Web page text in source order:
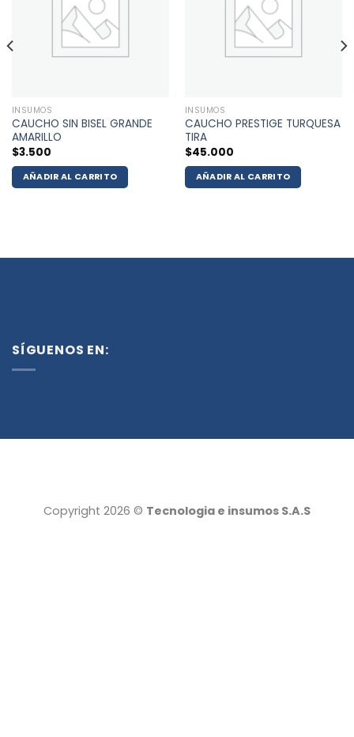
INSUMOS
CAUCHO SIN BISEL GRANDE
AMARILLO
$3.500
AÑADIR AL CARRITO
INSUMOS
CAUCHO PRESTIGE TURQUESA
TIRA
$45.000
AÑADIR AL CARRITO
SÍGUENOS EN:
Copyright 2026 © Tecnologia e insumos S.A.S